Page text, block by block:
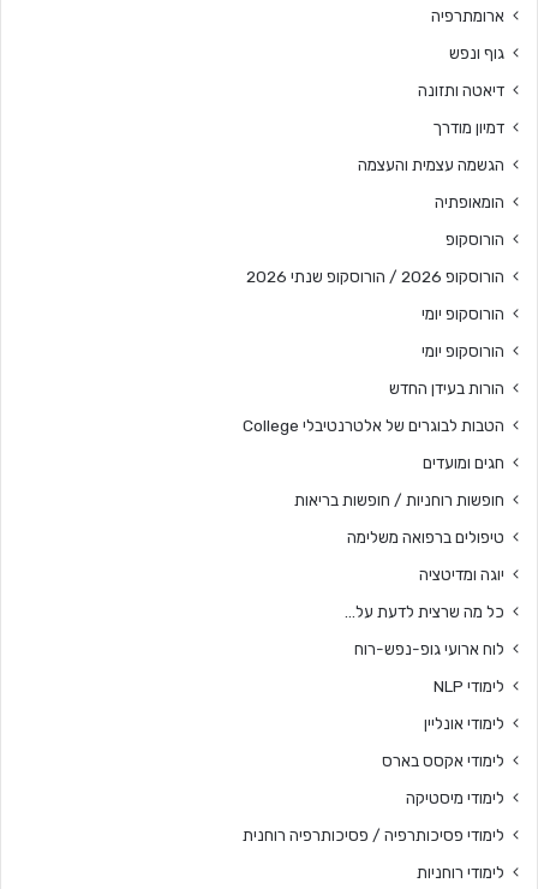
ארומתרפיה
גוף ונפש
דיאטה ותזונה
דמיון מודרך
הגשמה עצמית והעצמה
הומאופתיה
הורוסקופ
הורוסקופ 2026 / הורוסקופ שנתי 2026
הורוסקופ יומי
הורוסקופ יומי
הורות בעידן החדש
הטבות לבוגרים של אלטרנטיבלי College
חגים ומועדים
חופשות רוחניות / חופשות בריאות
טיפולים ברפואה משלימה
יוגה ומדיטציה
כל מה שרצית לדעת על…
לוח ארועי גופ-נפש-רוח
לימודי NLP
לימודי אונליין
לימודי אקסס בארס
לימודי מיסטיקה
לימודי פסיכותרפיה / פסיכותרפיה רוחנית
לימודי רוחניות